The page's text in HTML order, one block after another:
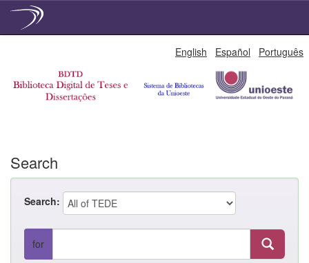
English Español Português
Search
Search:
for